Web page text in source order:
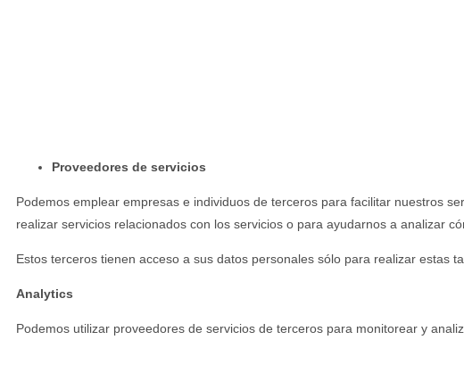
Proveedores de servicios
Podemos emplear empresas e individuos de terceros para facilitar nuestros
realizar servicios relacionados con los servicios o para ayudarnos a analizar
Estos terceros tienen acceso a sus datos personales sólo para realizar estas
Analytics
Podemos utilizar proveedores de servicios de terceros para monitorear y